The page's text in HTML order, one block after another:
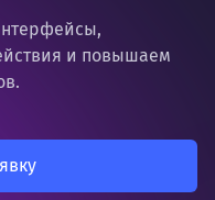
и повышаем